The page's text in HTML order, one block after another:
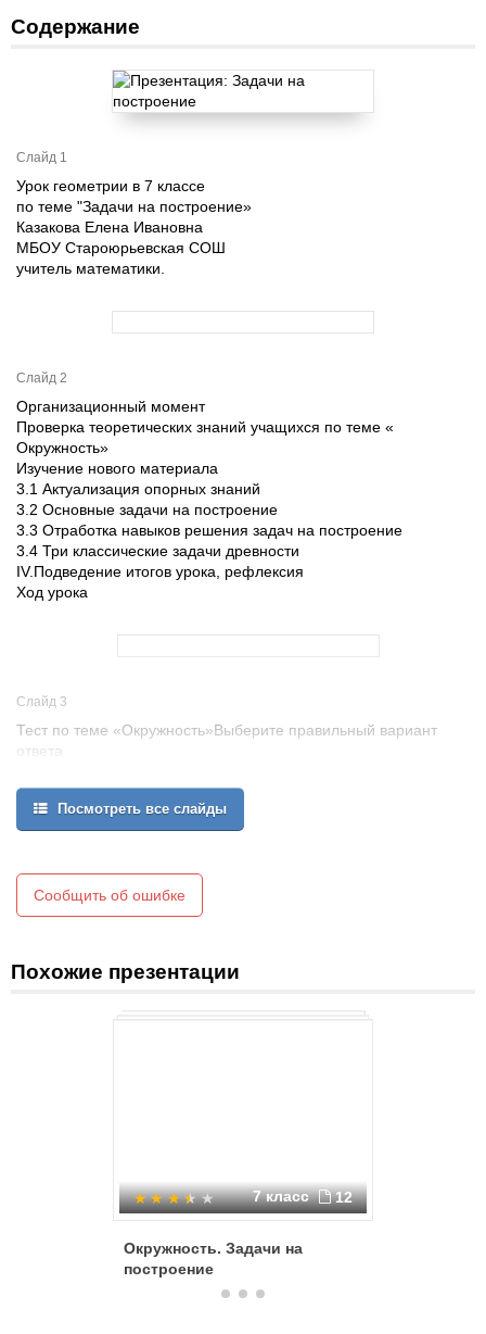
Содержание
Слайд 1
Урок геометрии в 7 классе
по теме "Задачи на построение»
Казакова Елена Ивановна
МБОУ Староюрьевская СОШ
учитель математики.
Слайд 2
Организационный момент
Проверка теоретических знаний учащихся по теме «
Окружность»
Изучение нового материала
3.1 Актуализация опорных знаний
3.2 Основные задачи на построение
3.3 Отработка навыков решения задач на построение
3.4 Три классические задачи древности
IV.Подведение итогов урока, рефлексия
Ход урока
Слайд 3
Тест по теме «Окружность»Выберите правильный вариант
ответа
а) состоит из точек плоскости, расположенных на данном
расстоянии от данной точки плоскости;
б)состоит из всех точек плоскости, расположенных на данном
2. Центром окружности является
а) точка, от которой одинаково удалены некоторые точки;
Посмотреть все слайды
Сообщить об ошибке
Похожие презентации
7 класс 12
Окружность. Задачи на
построение